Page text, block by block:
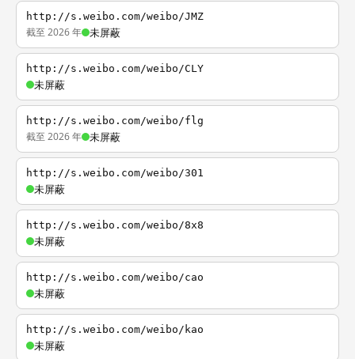
http://s.weibo.com/weibo/JMZ
截至 2026 年 未屏蔽
http://s.weibo.com/weibo/CLY
未屏蔽
http://s.weibo.com/weibo/flg
截至 2026 年 未屏蔽
http://s.weibo.com/weibo/301
未屏蔽
http://s.weibo.com/weibo/8x8
未屏蔽
http://s.weibo.com/weibo/cao
未屏蔽
http://s.weibo.com/weibo/kao
未屏蔽